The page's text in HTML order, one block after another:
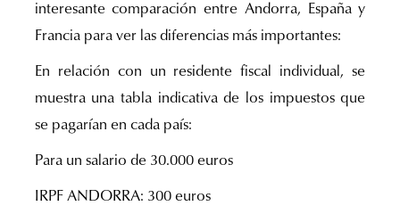
interesante comparación entre Andorra, España y
Francia para ver las diferencias más importantes:
En relación con un residente fiscal individual, se
muestra una tabla indicativa de los impuestos que
se pagarían en cada país:
Para un salario de 30.000 euros
IRPF ANDORRA: 300 euros